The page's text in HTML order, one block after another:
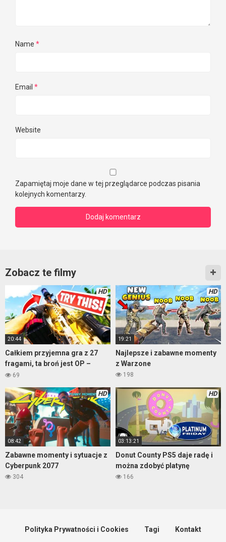
Name *
Email *
Website
Zapamiętaj moje dane w tej przeglądarce podczas pisania
kolejnych komentarzy.
Zobacz te filmy
HD
20:44
Całkiem przyjemna gra z 27
fragami, ta broń jest OP –
Warzone
69
HD
19:21
Najlepsze i zabawne momenty
z Warzone
198
HD
08:42
Zabawne momenty i sytuacje z
Cyberpunk 2077
304
HD
03:13:21
Donut County PS5 daje radę i
można zdobyć platynę
166
Polityka Prywatności i Cookies Tagi Kontakt